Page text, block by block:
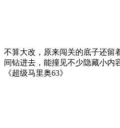
不算大改，原来闯关的底子还留
间钻进去，能撞见不少隐藏小内
《超级马里奥63》